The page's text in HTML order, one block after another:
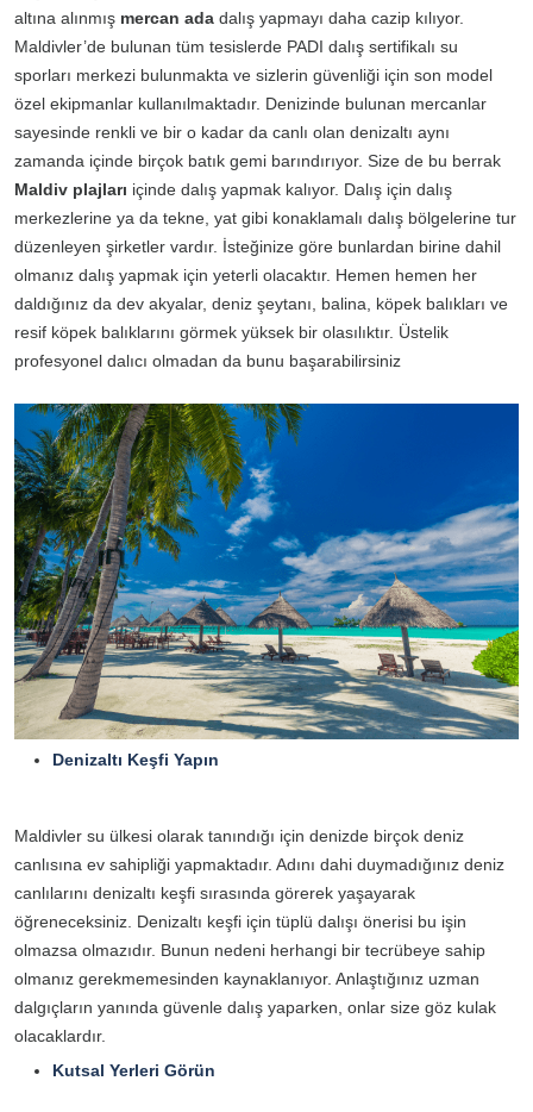
altına alınmış mercan ada dalış yapmayı daha cazip kılıyor.
Maldivler’de bulunan tüm tesislerde PADI dalış sertifikalı su
sporları merkezi bulunmakta ve sizlerin güvenliği için son model
özel ekipmanlar kullanılmaktadır. Denizinde bulunan mercanlar
sayesinde renkli ve bir o kadar da canlı olan denizaltı aynı
zamanda içinde birçok batık gemi barındırıyor. Size de bu berrak
Maldiv plajları içinde dalış yapmak kalıyor. Dalış için dalış
merkezlerine ya da tekne, yat gibi konaklamalı dalış bölgelerine tur
düzenleyen şirketler vardır. İsteğinize göre bunlardan birine dahil
olmanız dalış yapmak için yeterli olacaktır. Hemen hemen her
daldığınız da dev akyalar, deniz şeytanı, balina, köpek balıkları ve
resif köpek balıklarını görmek yüksek bir olasılıktır. Üstelik
profesyonel dalıcı olmadan da bunu başarabilirsiniz
Denizaltı Keşfi Yapın
Maldivler su ülkesi olarak tanındığı için denizde birçok deniz
canlısına ev sahipliği yapmaktadır. Adını dahi duymadığınız deniz
canlılarını denizaltı keşfi sırasında görerek yaşayarak
öğreneceksiniz. Denizaltı keşfi için tüplü dalışı önerisi bu işin
olmazsa olmazıdır. Bunun nedeni herhangi bir tecrübeye sahip
olmanız gerekmemesinden kaynaklanıyor. Anlaştığınız uzman
dalgıçların yanında güvenle dalış yaparken, onlar size göz kulak
olacaklardır.
Kutsal Yerleri Görün